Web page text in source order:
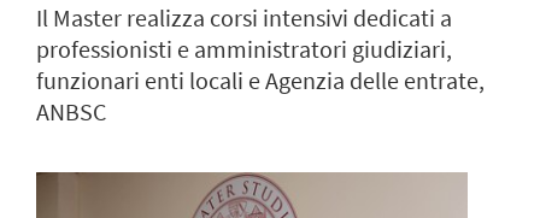
Il Master realizza corsi intensivi dedicati a
professionisti e amministratori giudiziari,
funzionari enti locali e Agenzia delle entrate,
ANBSC